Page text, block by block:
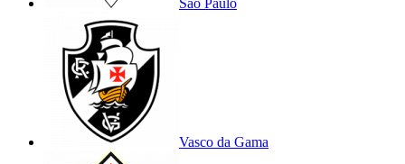
São Paulo
Vasco da Gama